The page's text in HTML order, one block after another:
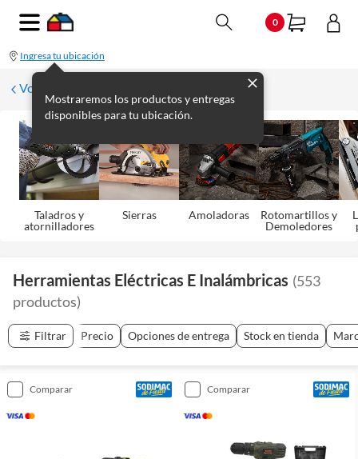
0
Ingresa tu ubicación
Mostraremos los productos y entregas
disponibles para tu ubicación.
Volver
Taladros y
atornilladores
Sierras Amoladoras
Rotomartillos y
Demoledores
Herramientas Eléctricas E Inalámbricas (553
productos)
Filtrar Precio Opciones de entrega Stock en tienda
comparar comparar